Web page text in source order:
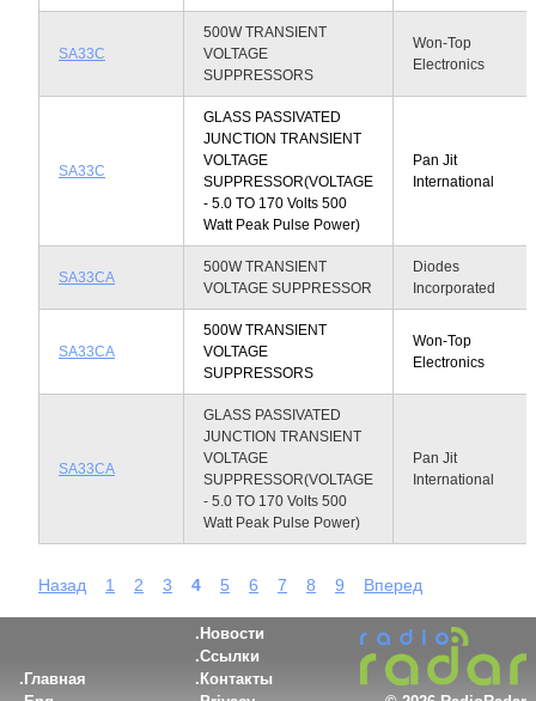
SA33C
500W TRANSIENT
VOLTAGE
SUPPRESSORS
Won-Top
Electronics
SA33C
GLASS PASSIVATED
JUNCTION TRANSIENT
VOLTAGE
SUPPRESSOR(VOLTAGE
- 5.0 TO 170 Volts 500
Watt Peak Pulse Power)
Pan Jit
International
SA33CA
500W TRANSIENT
VOLTAGE SUPPRESSOR
Diodes
Incorporated
SA33CA
500W TRANSIENT
VOLTAGE
SUPPRESSORS
Won-Top
Electronics
SA33CA
GLASS PASSIVATED
JUNCTION TRANSIENT
VOLTAGE
SUPPRESSOR(VOLTAGE
- 5.0 TO 170 Volts 500
Watt Peak Pulse Power)
Pan Jit
International
Назад 1 2 3 4 5 6 7 8 9 Вперед
Главная
Новости
Ссылки
Контакты